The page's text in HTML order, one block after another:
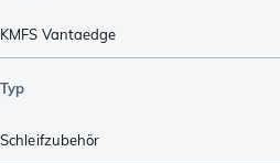
KMFS Vantaedge
Typ
Schleifzubehör